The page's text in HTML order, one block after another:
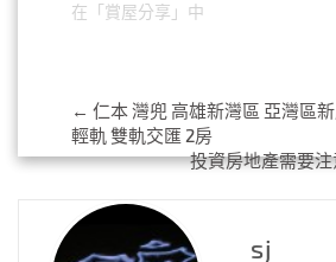
在「賞屋分享」中
Post
navigation
← 仁本 灣兜 高雄新灣區 亞灣區
輕軌 雙軌交匯 2房
投資房地產需要
sj